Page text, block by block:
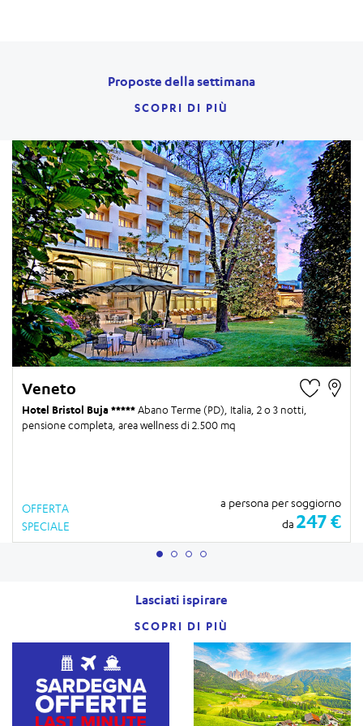
Proposte della settimana
SCOPRI DI PIÙ
Veneto
Hotel Bristol Buja Abano Terme (PD), Italia, 2 o 3 notti
pensione completa, area wellness di 2.500 mq
OFFERTA
SPECIALE
a persona per soggiorno
da 247 €
Lasciati ispirare
SCOPRI DI PIÙ